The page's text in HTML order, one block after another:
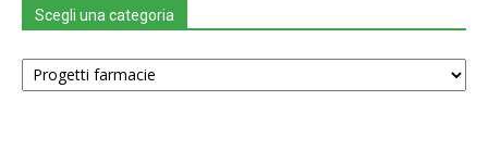
Scegli una categoria
Scegli
una